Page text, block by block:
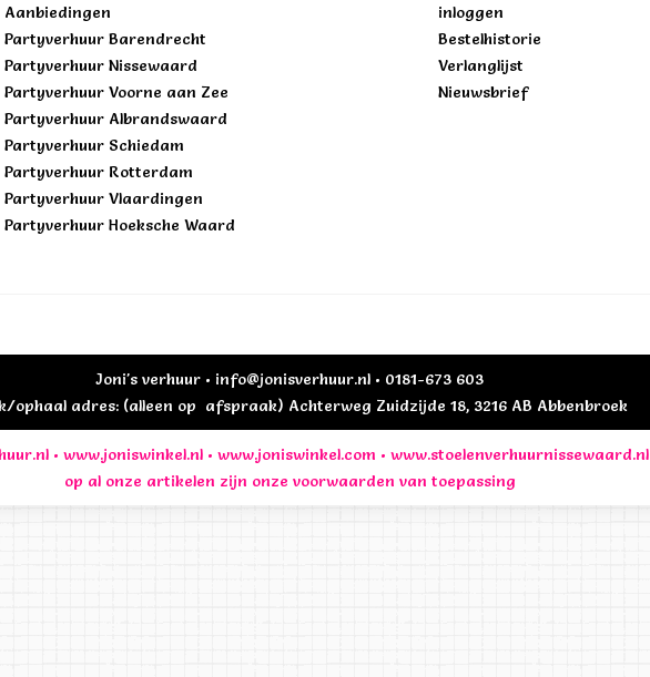
Aanbiedingen
Partyverhuur Barendrecht
Partyverhuur Nissewaard
Partyverhuur Voorne aan Zee
Partyverhuur Albrandswaard
Partyverhuur Schiedam
Partyverhuur Rotterdam
Partyverhuur Vlaardingen
Partyverhuur Hoeksche Waard
inloggen
Bestelhistorie
Verlanglijst
Nieuwsbrief
Joni's verhuur • info@jonisverhuur.nl • 0181-673 603
ophaal adres: (alleen op afspraak) Achterweg Zuidzijde 18, 3216 AB Abbenbroek
• www.joniswinkel.nl • www.joniswinkel.com • www.stoelenverhuurnissewaard.nl
op al onze artikelen zijn onze voorwaarden van toepassing